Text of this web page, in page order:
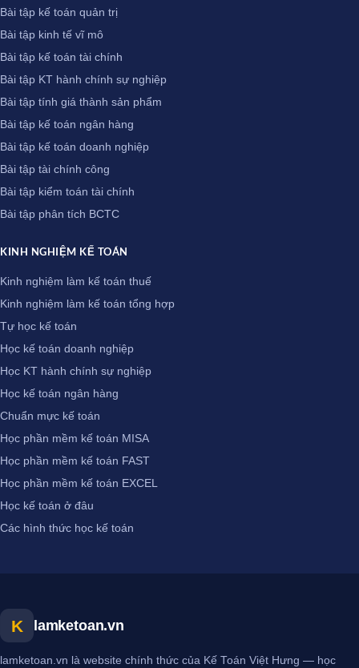
Bài tập kế toán quản trị
Bài tập kinh tế vĩ mô
Bài tập kế toán tài chính
Bài tập KT hành chính sự nghiệp
Bài tập tính giá thành sản phẩm
Bài tập kế toán ngân hàng
Bài tập kế toán doanh nghiệp
Bài tập tài chính công
Bài tập kiểm toán tài chính
Bài tập phân tích BCTC
KINH NGHIỆM KẾ TOÁN
Kinh nghiệm làm kế toán thuế
Kinh nghiệm làm kế toán tổng hợp
Tự học kế toán
Học kế toán doanh nghiệp
Học KT hành chính sự nghiệp
Học kế toán ngân hàng
Chuẩn mực kế toán
Học phần mềm kế toán MISA
Học phần mềm kế toán FAST
Học phần mềm kế toán EXCEL
Học kế toán ở đâu
Các hình thức học kế toán
K lamketoan.vn
lamketoan.vn là website chính thức của Kế Toán Việt Hưng — học